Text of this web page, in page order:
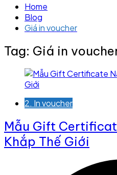
Home
Blog
Giá in voucher
Tag: Giá in
2. In voucher
Mẫu Gift
Khắp Thế Giới